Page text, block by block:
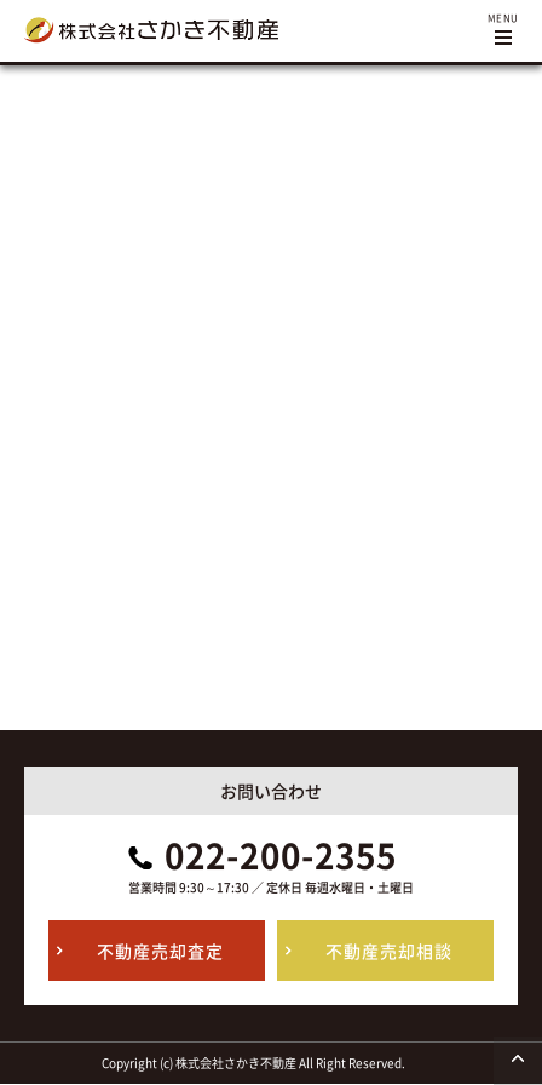
お問い合わせ
022-200-2355
営業時間 9:30～17:30 ／ 定休日 毎週水曜日・土曜日
不動産売却査定 不動産売却相談
Copyright (c) 株式会社さかき不動産 All Right Reserved.